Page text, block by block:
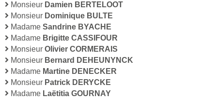
Monsieur Damien BERTELOOT
Monsieur Dominique BULTE
Madame Sandrine BYACHE
Madame Brigitte CASSIFOUR
Monsieur Olivier CORMERAIS
Monsieur Bernard DEHEUNYNCK
Madame Martine DENECKER
Monsieur Patrick DERYCKE
Madame Laëtitia GOURNAY